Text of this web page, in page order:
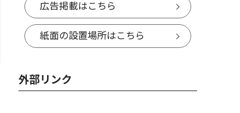
広告掲載はこちら
紙面の設置場所はこちら
外部リンク